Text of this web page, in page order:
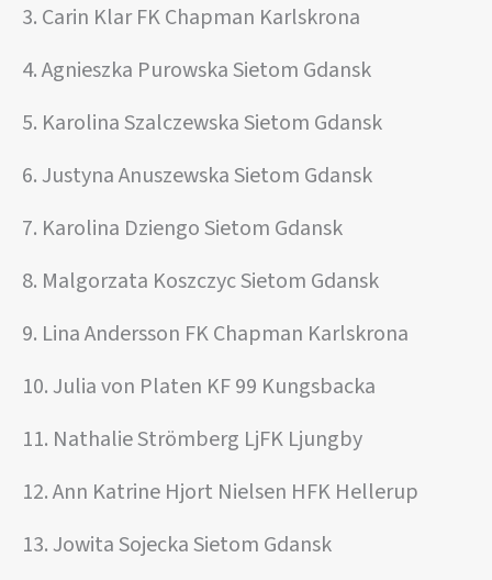
3. Carin Klar FK Chapman Karlskrona
4. Agnieszka Purowska Sietom Gdansk
5. Karolina Szalczewska Sietom Gdansk
6. Justyna Anuszewska Sietom Gdansk
7. Karolina Dziengo Sietom Gdansk
8. Malgorzata Koszczyc Sietom Gdansk
9. Lina Andersson FK Chapman Karlskrona
10. Julia von Platen KF 99 Kungsbacka
11. Nathalie Strömberg LjFK Ljungby
12. Ann Katrine Hjort Nielsen HFK Hellerup
13. Jowita Sojecka Sietom Gdansk